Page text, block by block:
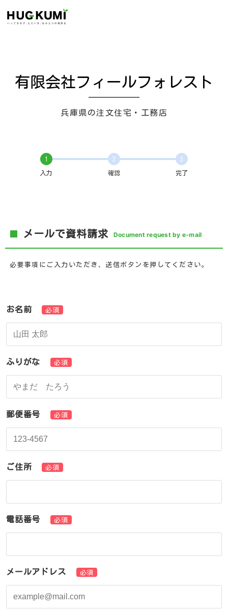
有限会社フィールフォレスト
兵庫県の注文住宅・工務店
1
入力
2
確認
3
完了
メールで資料請求 Document request by e-mail
必要事項にご入力いただき、送信ボタンを押してください。
お名前 必須
ふりがな 必須
郵便番号 必須
ご住所 必須
電話番号 必須
メールアドレス 必須